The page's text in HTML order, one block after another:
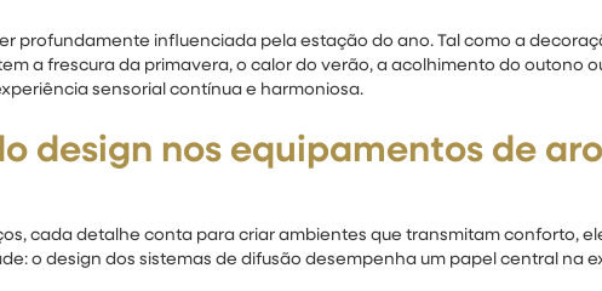
profundamente influenciada pela estação do ano. Tal como a
a frescura da primavera, o calor do verão, a acolhimento do outono
sensorial contínua e harmoniosa.
design nos equipamentos de
cada detalhe conta para criar ambientes que transmitam conforto,
o design dos sistemas de difusão desempenha um papel central na